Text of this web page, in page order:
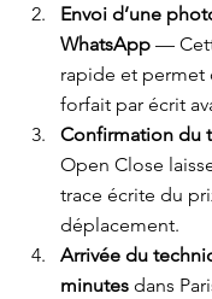
Envoi d’une
WhatsApp —
rapide et permet
forfait par écrit
Confirmation du
Open Close
trace écrite du
déplacement.
Arrivée du
minutes dans